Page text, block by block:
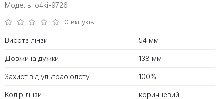
Модель: o4ki-9726
0 відгуків
Висота лінзи 54 мм
Довжина дужки 138 мм
Захист від ультрафіолету 100%
Колір лінзи коричневий